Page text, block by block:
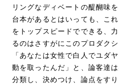
リングなディベートの醍醐味
台本があるとはいっても、こ
をトップスピードでできる、
るのはさすがにこのプロダク
「あなたは女性で白人でユダ
動を取ったんだ」と、論客達
分類し、決めつけ、論点をす